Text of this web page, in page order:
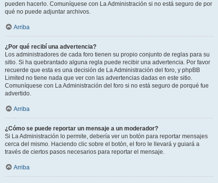
pueden hacerlo. Comuníquese con La Administración si no está seguro de por
qué no puede adjuntar archivos.
Arriba
¿Por qué recibí una advertencia?
Los administradores de cada foro tienen su propio conjunto de reglas para su
sitio. Si ha quebrantado alguna regla puede recibir una advertencia. Por favor
recuerde que esta es una decisión de La Administración del foro, y phpBB
Limited no tiene nada que ver con las advertencias dadas en este sitio.
Comuníquese con La Administración del foro si no está seguro de porqué fue
advertido.
Arriba
¿Cómo se puede reportar un mensaje a un moderador?
Si La Administración lo permite, debería ver un botón para reportar mensajes
cerca del mismo. Haciendo clic sobre el botón, el foro le llevará y guiará a
través de ciertos pasos necesarios para reportar el mensaje.
Arriba